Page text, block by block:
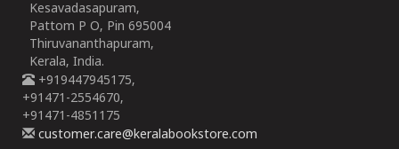
Kesavadasapuram,
Pattom P O, Pin 695004
Thiruvananthapuram,
Kerala, India.
+919447945175,
+91471-2554670,
+91471-4851175
customer.care@keralabookstore.com